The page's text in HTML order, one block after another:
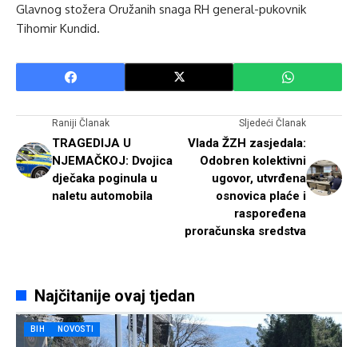
Glavnog stožera Oružanih snaga RH general-pukovnik
Tihomir Kundid.
Raniji Članak
TRAGEDIJA U
NJEMAČKOJ: Dvojica
dječaka poginula u
naletu automobila
Sljedeći Članak
Vlada ŽZH zasjedala:
Odobren kolektivni
ugovor, utvrđena
osnovica plaće i
raspoređena
proračunska sredstva
Najčitanije ovaj tjedan
BIH NOVOSTI